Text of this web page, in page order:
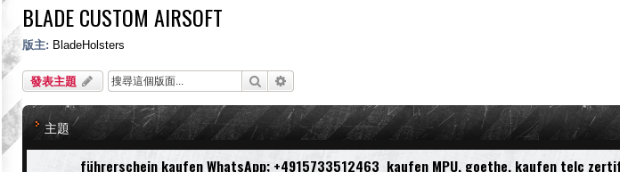
BLADE CUSTOM AIRSOFT
版主: BladeHolsters
發表主題 搜尋
主題
führerschein kaufen WhatsApp; +4915733512463 kaufen MPU, goethe, kaufen telc